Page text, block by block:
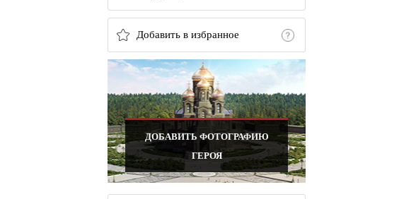
Добавить в избранное
ДОБАВИТЬ ФОТОГРАФИЮ
ГЕРОЯ